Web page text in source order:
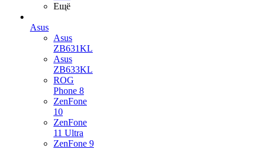
Ещё
Asus
Asus
ZB631KL
Asus
ZB633KL
ROG
Phone 8
ZenFone
10
ZenFone
11 Ultra
ZenFone 9